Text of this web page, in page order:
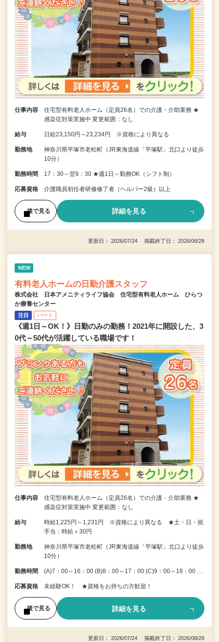
仕事内容
住宅型有料老人ホーム（定員26名）での介護・介助業務 ★
感染症対策実施中 変更範囲：なし
給与 日給23,150円～23,234円 ※資格により異なる
勤務地
神奈川県平塚市老松町（JR東海道線「平塚駅」北口より徒歩
10分）
勤務時間 17：30～翌9：30 ★週1日～勤務OK（シフト制）
応募資格 介護職員初任者研修修了者（ヘルパー2級）以上
後で見る 詳細を見る
更新日： 2026/07/24 掲載終了日： 2026/08/28
NEW
有料老人ホームの日勤介護スタッフ
株式会社 日本アメニティライフ協会 住宅型有料老人ホーム ひらつ
か療養センター
注目 パート
《週1日～OK！》日勤のみの勤務！2021年に開設した、3
0代～50代が活躍している職場です！
仕事内容
住宅型有料老人ホーム（定員26名）での介護・介助業務 ★
感染症対策実施中 変更範囲：なし
給与
時給1,225円～1,231円 ※資格により異なる ★土・日・祝
手当：時給＋30円
勤務地
神奈川県平塚市老松町（JR東海道線「平塚駅」北口より徒歩
10分）
勤務時間 (A)7：00～16：00 (B)8：00～17：00 (C)9：00～18：00 …
応募資格 未経験OK！ ★資格をお持ちの方歓迎！
後で見る 詳細を見る
更新日： 2026/07/24 掲載終了日： 2026/08/28